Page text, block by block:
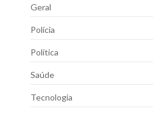
Geral
Polícia
Política
Saúde
Tecnologia